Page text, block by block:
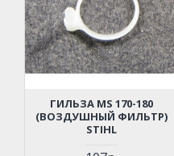
ГИЛЬЗА MS 170-180
(ВОЗДУШНЫЙ ФИЛЬТР)
STIHL